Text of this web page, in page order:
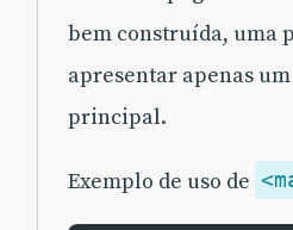
bem construída, uma
apresentar apenas
principal.
Exemplo de uso de